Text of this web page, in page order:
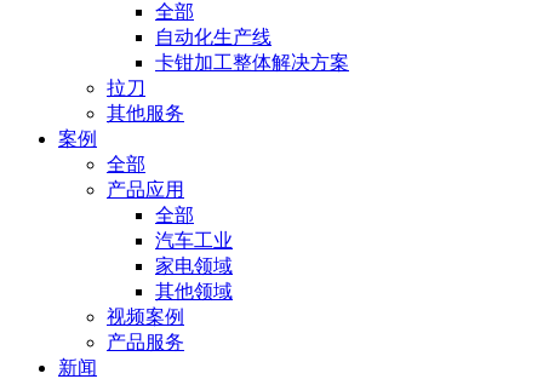
全部
自动化生产线
卡钳加工整体解决方案
拉刀
其他服务
案例
全部
产品应用
全部
汽车工业
家电领域
其他领域
视频案例
产品服务
新闻